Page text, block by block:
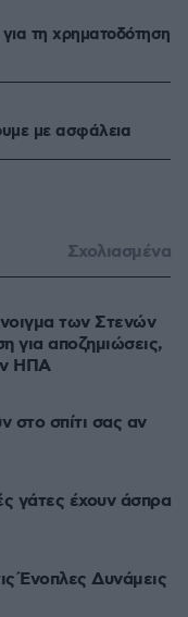
τη χρηματοδότηση
με ασφάλεια
Σχολιασμένα
των Στενών
για αποζημιώσεις,
ΗΠΑ
στο σπίτι σας αν
γάτες έχουν άσπρα
Ένοπλες Δυνάμεις